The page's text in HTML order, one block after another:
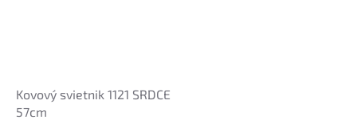
Kovový svietnik 1121 SRDCE
57cm